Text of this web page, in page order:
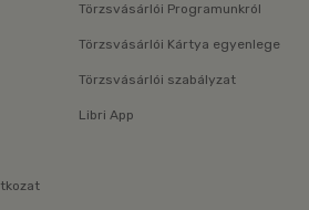
Törzsvásárlói Programunkról
Törzsvásárlói Kártya egyenlege
Törzsvásárlói szabályzat
Libri App